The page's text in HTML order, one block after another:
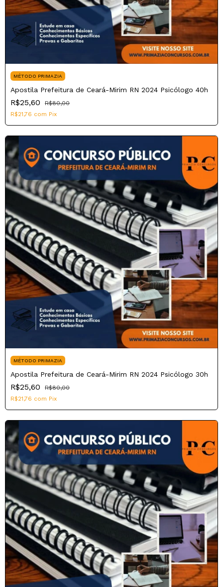
MÉTODO PRIMAZIA
Apostila Prefeitura de Ceará-Mirim RN 2024 Psicólogo 40h
R$25,60
R$80,00
R$21,76 com Pix
MÉTODO PRIMAZIA
Apostila Prefeitura de Ceará-Mirim RN 2024 Psicólogo 30h
R$25,60
R$80,00
R$21,76 com Pix